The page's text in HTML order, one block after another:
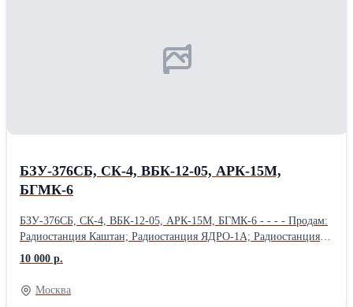
МП-750ТВ; электромагнит ЭМТ-123; Куплю: кран КЭ53-8;
клапан МКВ-251А; клапан МКТ-361А; кран КЭ55-5; клапан
БЗУ-376СБ, СК-4, ВБК-12-05, АРК-15М,
БГМК-6
БЗУ-376СБ, СК-4, ВБК-12-05, АРК-15М, БГМК-6 - - - - Продам:
Радиостанция Каштан; Радиостанция ЯДРО-1А; Радиостанция
Р-852; Радиостанция Р-855УМ; Радиостанция Баклан-20;
Радиостанция Баклан-5; Продам: Радиостанция Ландыш-5;
Радиостанция Р-863; Преобразователь однофазный ПОС-1000Б;
Блок сбора полётной информации БСПИ-4-2; Продам:
10 000 р.
Москва